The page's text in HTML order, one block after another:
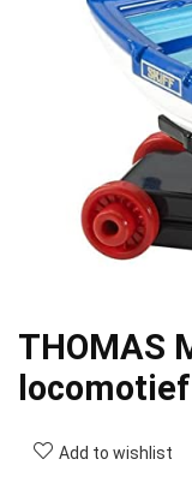
THOMAS
locomotief
Add to wishlist